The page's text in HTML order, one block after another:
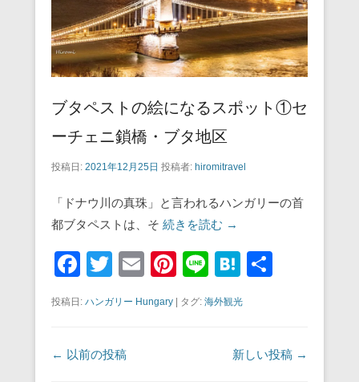
ブタペストの絵になるスポット①セ
ーチェニ鎖橋・ブタ地区
投稿日: 2021年12月25日 投稿者: hiromitravel
「ドナウ川の真珠」と言われるハンガリーの首
都ブタペストは、そ 続きを読む →
F
c
b
T
tt
er
E
ail
Pi
er
Li
n
e
H
e
a
投稿日: ハンガリー Hungary | タグ: 海外観光
投稿ナビゲーション
← 以前の投稿 新しい投稿 →